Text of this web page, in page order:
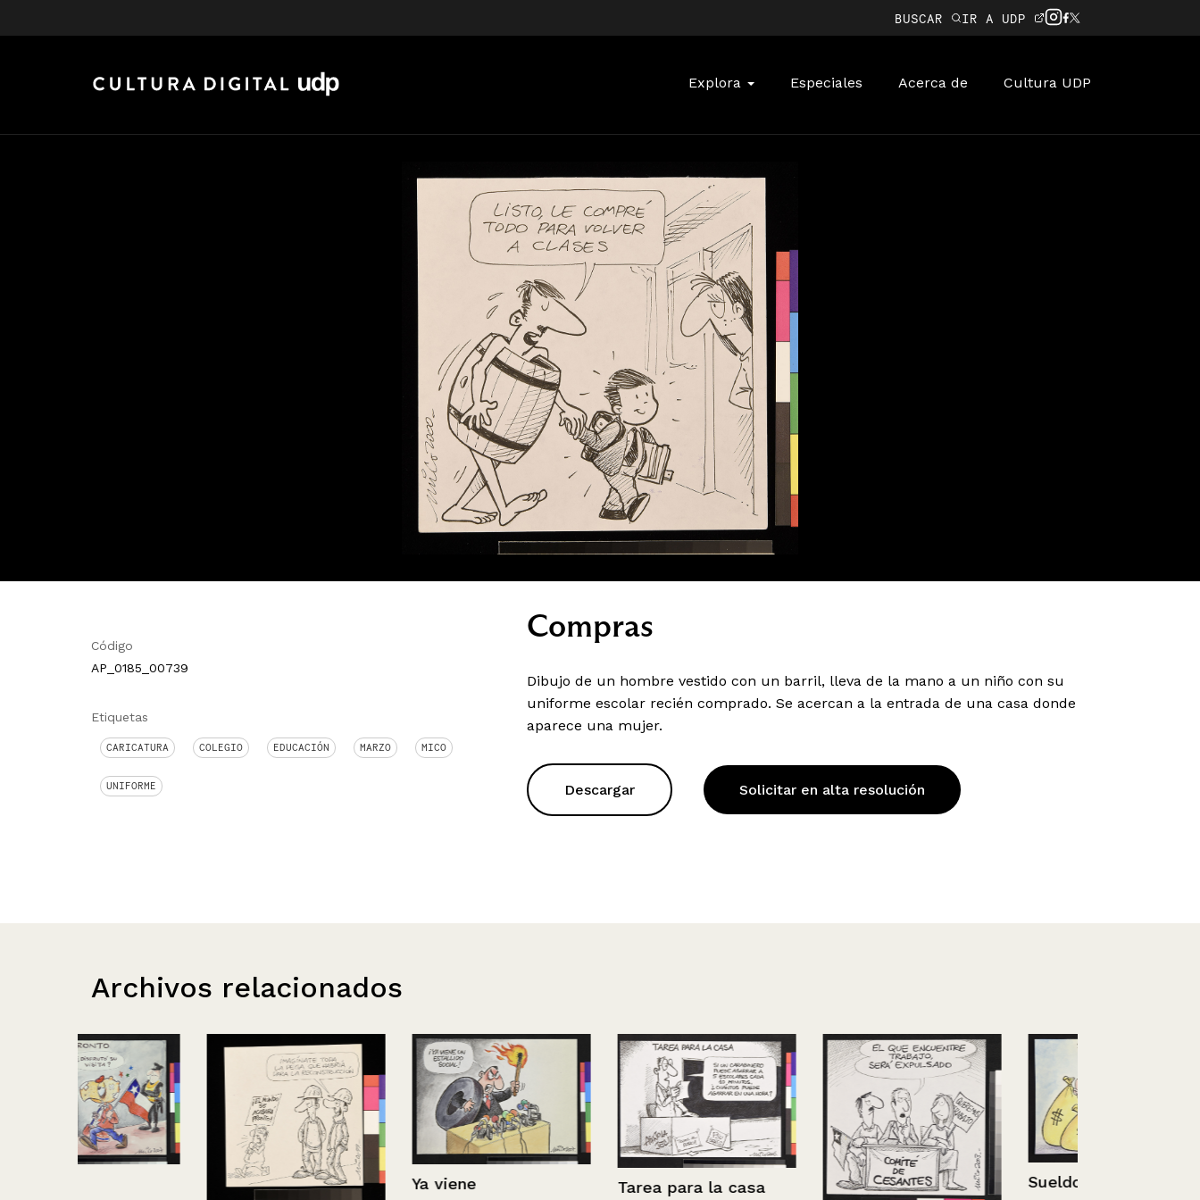
BUSCAR IR A UDP
Explora Especiales Acerca de Cultura UDP
Código
AP_0185_00739
Etiquetas
CARICATURA COLEGIO EDUCACIÓN MARZO MICO
UNIFORME
Compras
Dibujo de un hombre vestido con un barril, lleva de la mano a un niño con su
uniforme escolar recién comprado. Se acercan a la entrada de una casa donde
aparece una mujer.
Descargar Solicitar en alta resolución
Archivos relacionados
Ya viene Tarea para la casa Sueldo ético